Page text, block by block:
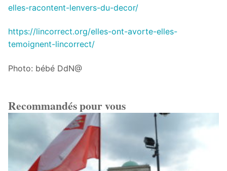
elles-racontent-lenvers-du-decor/
https://lincorrect.org/elles-ont-avorte-elles-
temoignent-lincorrect/
Photo: bébé DdN@
Recommandés pour vous